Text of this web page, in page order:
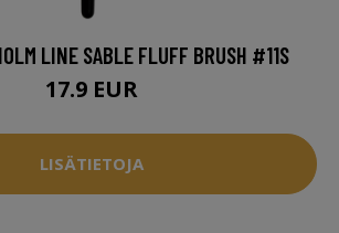
LINE SABLE FLUFF BRUSH #11S
17.9 EUR
LISÄTIETOJA